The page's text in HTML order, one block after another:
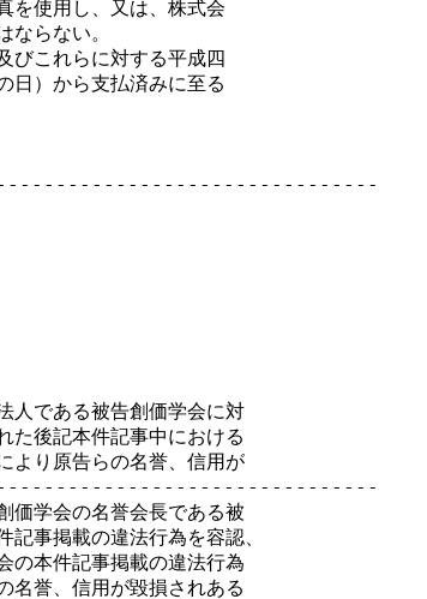
を使用し、又は、株式会
らない。
びこれらに対する平成四
）から支払済みに至る
--------------------------------
人である被告創価学会に対
後記本件記事中における
り原告らの名誉、信用が
--------------------------------
学会の名誉会長である被
事掲載の違法行為を容認、
本件記事掲載の違法行為
誉、信用が毀損されある